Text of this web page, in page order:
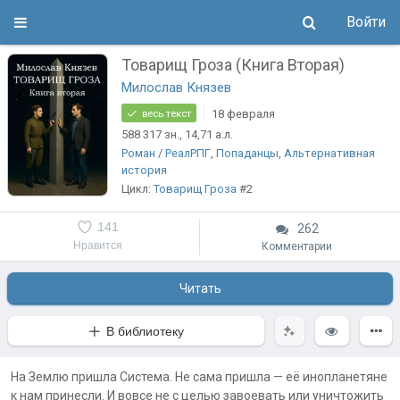
Войти
Товарищ Гроза (Книга Вторая)
Милослав Князев
весь текст
18 февраля
588 317 зн., 14,71 а.л.
Роман /РеалРПГ,Попаданцы,Альтернативная
история
Цикл:Товарищ Гроза #2
Нравится
141 262
Комментарии
Читать
В библиотеку
На Землю пришла Система. Не сама пришла — её инопланетяне
к нам принесли. И вовсе не с целью завоевать или уничтожить